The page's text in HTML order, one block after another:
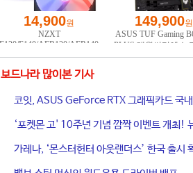
보드나라 많이본 기사
코잇, ASUS GeForce RTX 그래픽카드 국
‘포켓몬 고' 10주년 기념 깜짝 이벤트 개최!
가레나, ‘몬스터헌터 아웃랜더스’ 한국 출시